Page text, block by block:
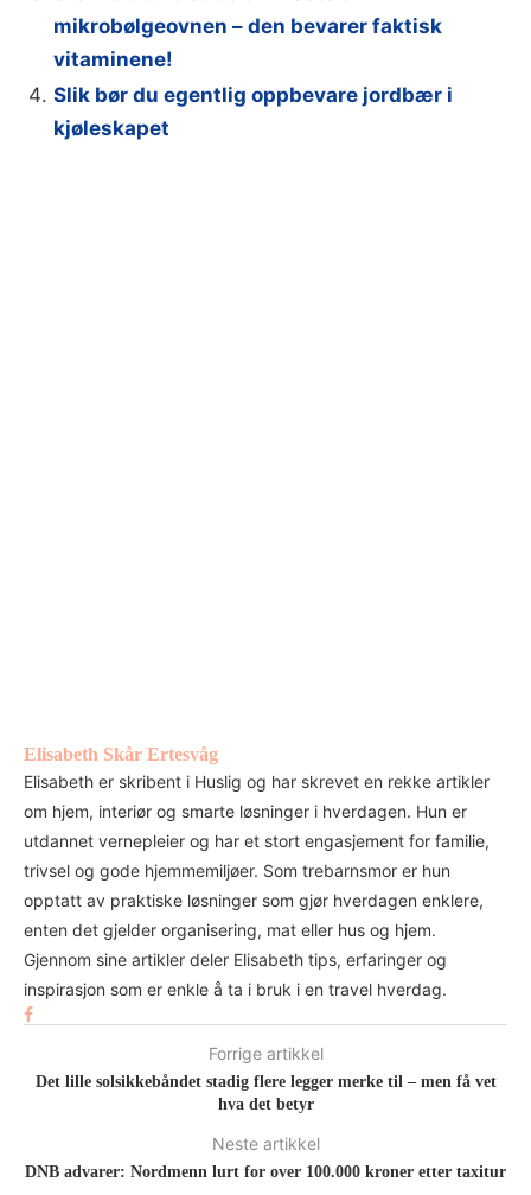
mikrobølgeovnen – den bevarer faktisk
vitaminene!
Slik bør du egentlig oppbevare jordbær i
kjøleskapet
Elisabeth Skår Ertesvåg
Elisabeth er skribent i Huslig og har skrevet en rekke artikler
om hjem, interiør og smarte løsninger i hverdagen. Hun er
utdannet vernepleier og har et stort engasjement for familie,
trivsel og gode hjemmemiljøer. Som trebarnsmor er hun
opptatt av praktiske løsninger som gjør hverdagen enklere,
enten det gjelder organisering, mat eller hus og hjem.
Gjennom sine artikler deler Elisabeth tips, erfaringer og
inspirasjon som er enkle å ta i bruk i en travel hverdag.
Forrige artikkel
Det lille solsikkebåndet stadig flere legger merke til – men få vet
hva det betyr
Neste artikkel
DNB advarer: Nordmenn lurt for over 100.000 kroner etter taxitur